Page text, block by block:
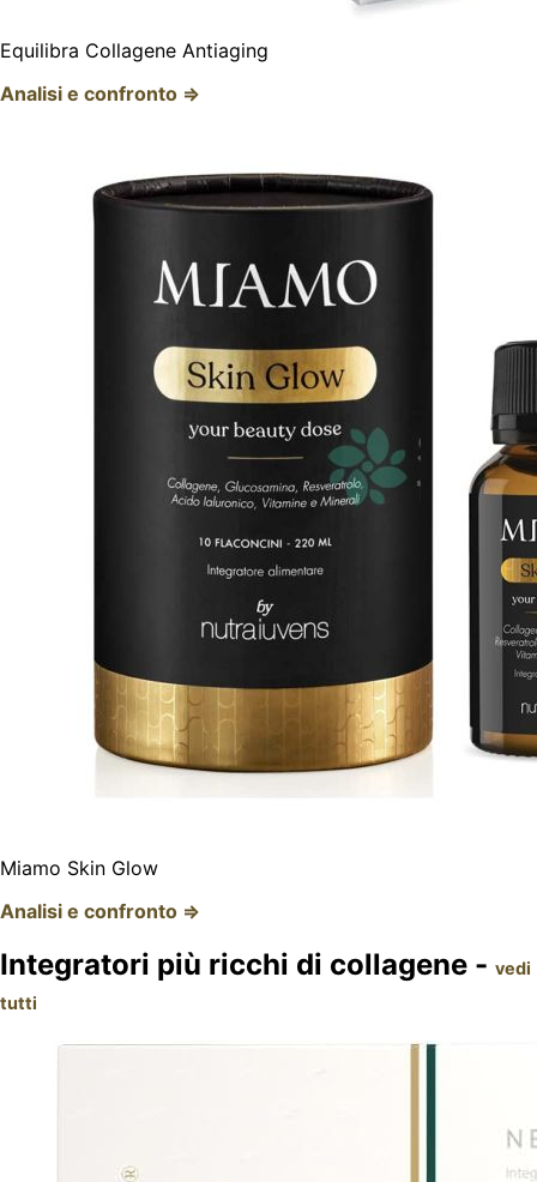
Equilibra Collagene Antiaging
Analisi e confronto ⇒
Miamo Skin Glow
Analisi e confronto ⇒
Integratori più ricchi di collagene - vedi
tutti